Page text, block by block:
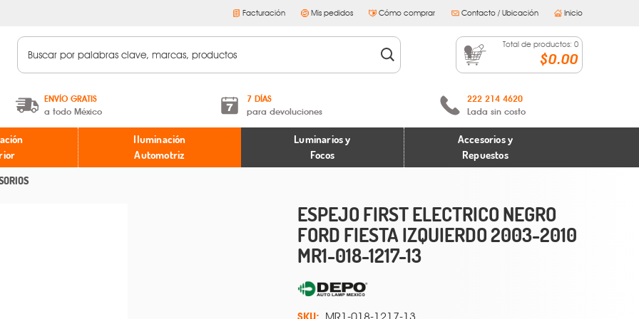
Facturación Mis pedidos Cómo comprar Contacto / Ubicación Inicio
Total de productos: 0
$0.00
ENVÍO GRATIS
a todo México
A partir de $599 MXN.
* Aplican restricciones
7 DÍAS
para devoluciones
Términos y condiciones
Políticas de devoluciones
222 214 4620
Lada sin costo
Iluminación
Automotriz
Luminarios y
Focos
Accesorios y
Repuestos
ESPEJO FIRST ELECTRICO NEGRO
FORD FIESTA IZQUIERDO 2003-2010
MR1-018-1217-13
SKU: MR1-018-1217-13